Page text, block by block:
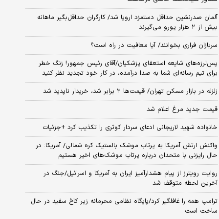
آلمان صدرنشین حداقل دستمزد اروپا شد/ کارگران حداقل‌بگیر ماهانه
بیش از ۲ هزار یورو می‌گیرند
سربازان فراری بخوانند/ آیا معافیت در راه است؟
پس‌لرزه‌های شایعه استعفای پزشکیان/آقای رئیس جمهور! زنگ خطر
برای تیم رسانه‌ای شما به صدا درآمده، در کار خود تجدید نظر کنید
زلزله در بازار مسکن تهران/ قیمت‌ها ۲ برابر شد، خریدار ناپدید شد
قیمت جدید مرغ اعلام شد
خانواده شهید لاریجانی ادعای سردار کوثری را تکذیب کرد +جزئیات
واکنش ارتش آمریکا به پرتاب موشک بالستیک کره شمالی/ آمریکا: در
حال رایزنی با متحدان درباره پرتاب موشک‌های اخیر هستیم
روایت رویترز از پیام هشدارآمیز ایران به آمریکا و اسرائیل/جنگ در
آخرین لحظه متوقف شد
ترامپ همه را غافلگیر کرد/پایگاه نظامی محرمانه زیر کاخ سفید در حال
ساخت است